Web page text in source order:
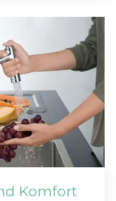
Komfort